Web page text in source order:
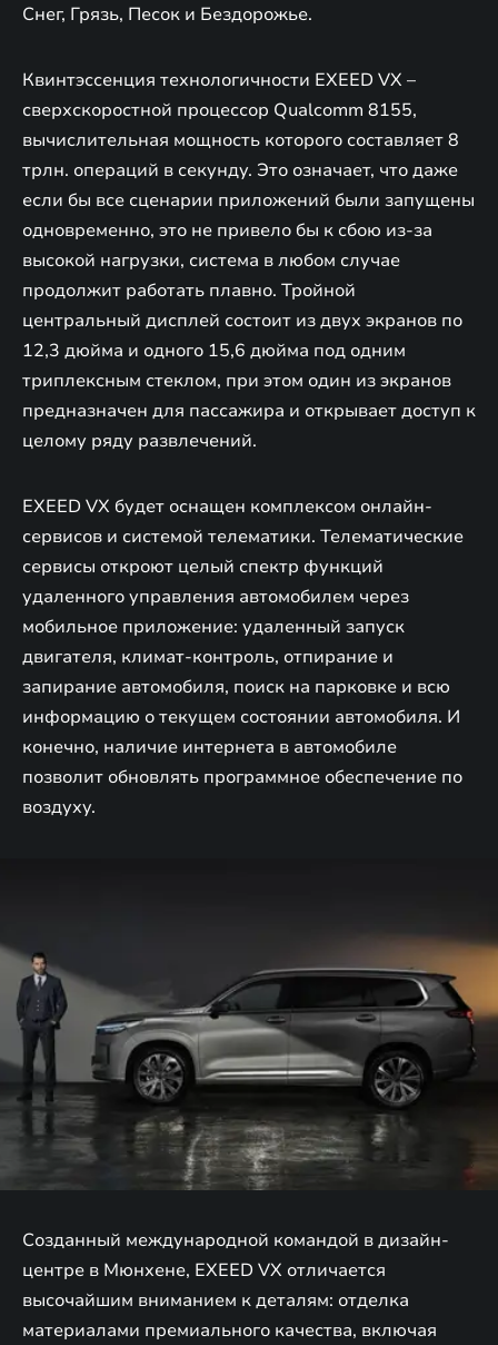
Снег, Грязь, Песок и Бездорожье.
Квинтэссенция технологичности EXEED VX –
сверхскоростной процессор Qualcomm 8155,
вычислительная мощность которого составляет 8
трлн. операций в секунду. Это означает, что даже
если бы все сценарии приложений были запущены
одновременно, это не привело бы к сбою из-за
высокой нагрузки, система в любом случае
продолжит работать плавно. Тройной
центральный дисплей состоит из двух экранов по
12,3 дюйма и одного 15,6 дюйма под одним
триплексным стеклом, при этом один из экранов
предназначен для пассажира и открывает доступ к
целому ряду развлечений.
EXEED VX будет оснащен комплексом онлайн-
сервисов и системой телематики. Телематические
сервисы откроют целый спектр функций
удаленного управления автомобилем через
мобильное приложение: удаленный запуск
двигателя, климат-контроль, отпирание и
запирание автомобиля, поиск на парковке и всю
информацию о текущем состоянии автомобиля. И
конечно, наличие интернета в автомобиле
позволит обновлять программное обеспечение по
воздуху.
Созданный международной командой в дизайн-
центре в Мюнхене, EXEED VX отличается
высочайшим вниманием к деталям: отделка
материалами премиального качества, включая